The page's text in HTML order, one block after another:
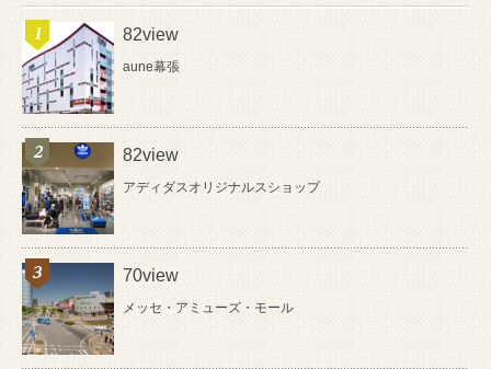
82view
aune幕張
82view
アディダスオリジナルスショップ
70view
メッセ・アミューズ・モール